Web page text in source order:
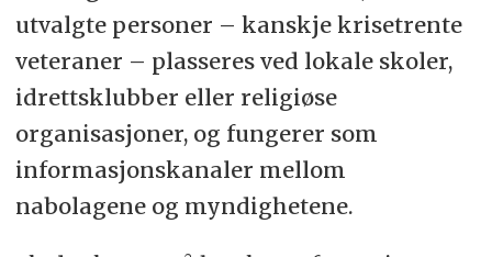
utvalgte personer – kanskje krisetrente
veteraner – plasseres ved lokale skoler,
idrettsklubber eller religiøse
organisasjoner, og fungerer som
informasjonskanaler mellom
nabolagene og myndighetene.